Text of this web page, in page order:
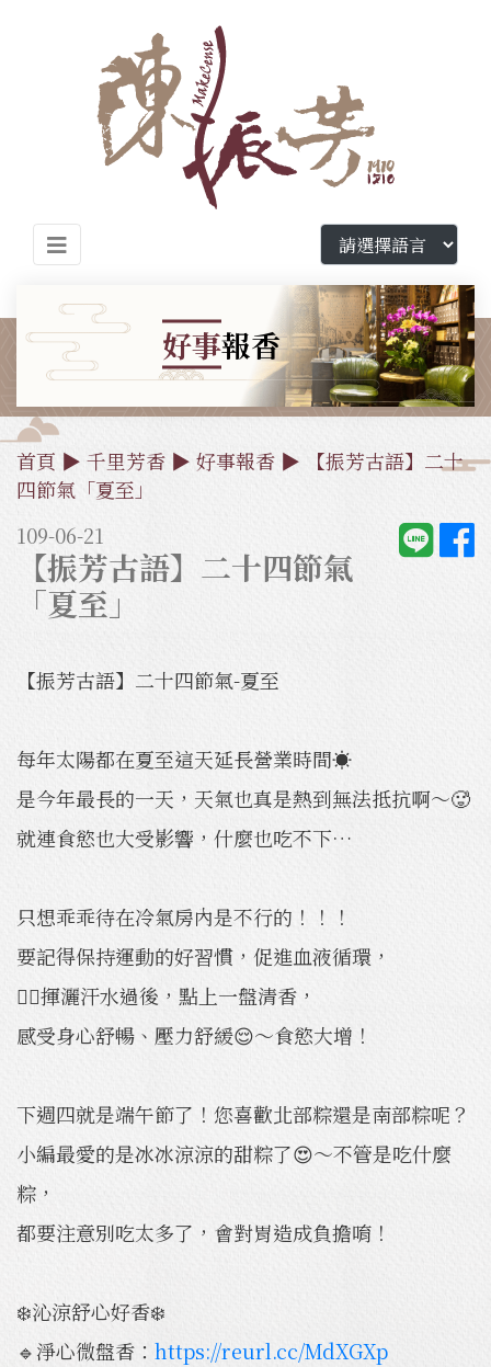
好事報香
首頁 ▶ 千里芳香 ▶ 好事報香 ▶ 【振芳古語】二十
四節氣「夏至」
109-06-21
【振芳古語】二十四節氣
「夏至」
【振芳古語】二十四節氣-夏至
每年太陽都在夏至這天延長營業時間☀️
是今年最長的一天，天氣也真是熱到無法抵抗啊～🥵
就連食慾也大受影響，什麼也吃不下…
只想乖乖待在冷氣房內是不行的！！！
要記得保持運動的好習慣，促進血液循環，
🏃‍♀️揮灑汗水過後，點上一盤清香，
感受身心舒暢、壓力舒緩😌～食慾大增！
下週四就是端午節了！您喜歡北部粽還是南部粽呢？
小編最愛的是冰冰涼涼的甜粽了😍～不管是吃什麼
粽，
都要注意別吃太多了，會對胃造成負擔唷！
❄️沁涼舒心好香❄️
🔹淨心微盤香： https://reurl.cc/MdXGXp